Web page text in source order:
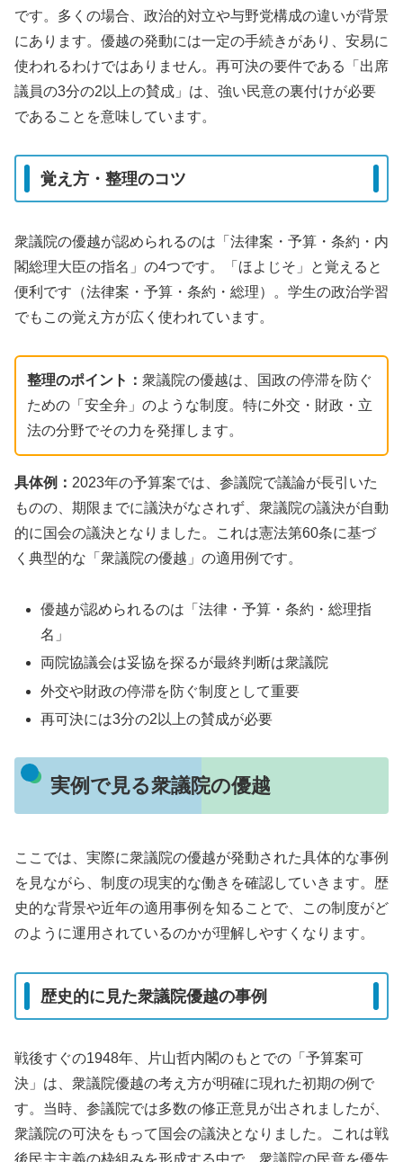
です。多くの場合、政治的対立や与野党構成の違いが背景
にあります。優越の発動には一定の手続きがあり、安易に
使われるわけではありません。再可決の要件である「出席
議員の3分の2以上の賛成」は、強い民意の裏付けが必要
であることを意味しています。
覚え方・整理のコツ
衆議院の優越が認められるのは「法律案・予算・条約・内
閣総理大臣の指名」の4つです。「ほよじそ」と覚えると
便利です（法律案・予算・条約・総理）。学生の政治学習
でもこの覚え方が広く使われています。
整理のポイント： 衆議院の優越は、国政の停滞を防ぐ
ための「安全弁」のような制度。特に外交・財政・立
法の分野でその力を発揮します。
具体例： 2023年の予算案では、参議院で議論が長引いた
ものの、期限までに議決がなされず、衆議院の議決が自動
的に国会の議決となりました。これは憲法第60条に基づ
く典型的な「衆議院の優越」の適用例です。
優越が認められるのは「法律・予算・条約・総理指
名」
両院協議会は妥協を探るが最終判断は衆議院
外交や財政の停滞を防ぐ制度として重要
再可決には3分の2以上の賛成が必要
実例で見る衆議院の優越
ここでは、実際に衆議院の優越が発動された具体的な事例
を見ながら、制度の現実的な働きを確認していきます。歴
史的な背景や近年の適用事例を知ることで、この制度がど
のように運用されているのかが理解しやすくなります。
歴史的に見た衆議院優越の事例
戦後すぐの1948年、片山哲内閣のもとでの「予算案可
決」は、衆議院優越の考え方が明確に現れた初期の例で
す。当時、参議院では多数の修正意見が出されましたが、
衆議院の可決をもって国会の議決となりました。これは戦